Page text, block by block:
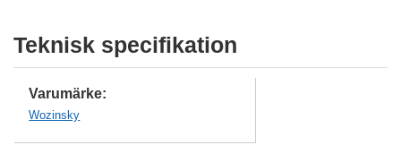
Teknisk specifikation
Varumärke:
Wozinsky